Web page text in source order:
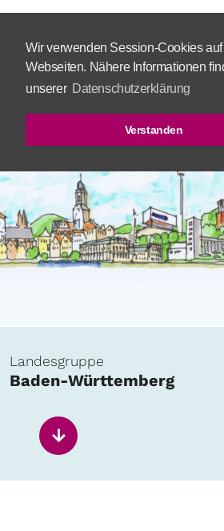
Wir verwenden Session-Cookies
Webseiten. Nähere Informationen
unserer Datenschutzerklärung
Verstanden
Landesgruppe
Baden-Württemberg